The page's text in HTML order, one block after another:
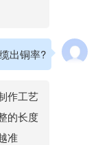
出铜率?
作工艺
的长度
准